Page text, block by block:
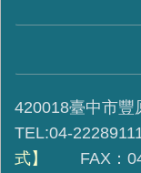
420018臺中市豐
TEL:04-
式】
FAX：